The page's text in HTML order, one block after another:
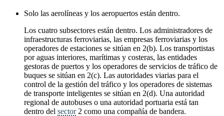
Solo las aerolíneas y los aeropuertos están dentro.
Los cuatro subsectores están dentro. Los administradores de
infraestructuras ferroviarias, las empresas ferroviarias y los
operadores de estaciones se sitúan en 2(b). Los transportistas
por aguas interiores, marítimas y costeras, las entidades
gestoras de puertos y los operadores de servicios de tráfico de
buques se sitúan en 2(c). Las autoridades viarias para el
control de la gestión del tráfico y los operadores de sistemas
de transporte inteligentes se sitúan en 2(d). Una autoridad
regional de autobuses o una autoridad portuaria está tan
dentro del sector2 como una compañía de bandera.